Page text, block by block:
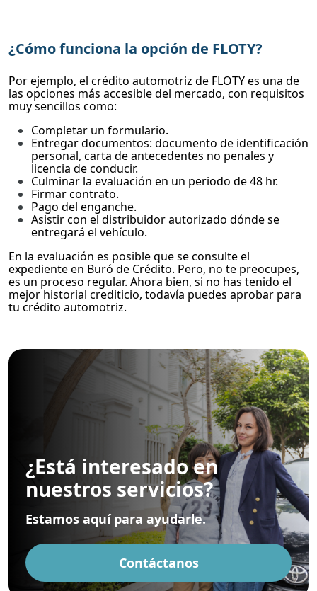
¿Cómo funciona la opción de FLOTY?
Por ejemplo, el crédito automotriz de FLOTY es una de
las opciones más accesible del mercado, con requisitos
muy sencillos como:
Completar un formulario.
Entregar documentos: documento de identificación
personal, carta de antecedentes no penales y
licencia de conducir.
Culminar la evaluación en un periodo de 48 hr.
Firmar contrato.
Pago del enganche.
Asistir con el distribuidor autorizado dónde se
entregará el vehículo.
En la evaluación es posible que se consulte el
expediente en Buró de Crédito. Pero, no te preocupes,
es un proceso regular. Ahora bien, si no has tenido el
mejor historial crediticio, todavía puedes aprobar para
tu crédito automotriz.
¿Está interesado en
nuestros servicios?
Estamos aquí para ayudarle.
Contáctanos